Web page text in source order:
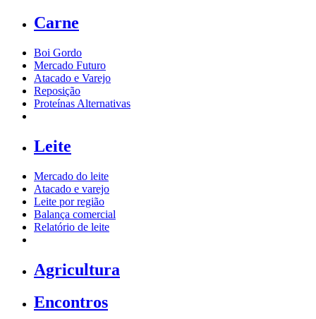
Carne
Boi Gordo
Mercado Futuro
Atacado e Varejo
Reposição
Proteínas Alternativas
Leite
Mercado do leite
Atacado e varejo
Leite por região
Balança comercial
Relatório de leite
Agricultura
Encontros